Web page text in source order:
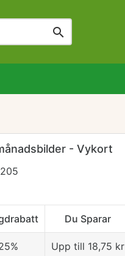

- Vykort
Du Sparar
Upp till 18,75 kr